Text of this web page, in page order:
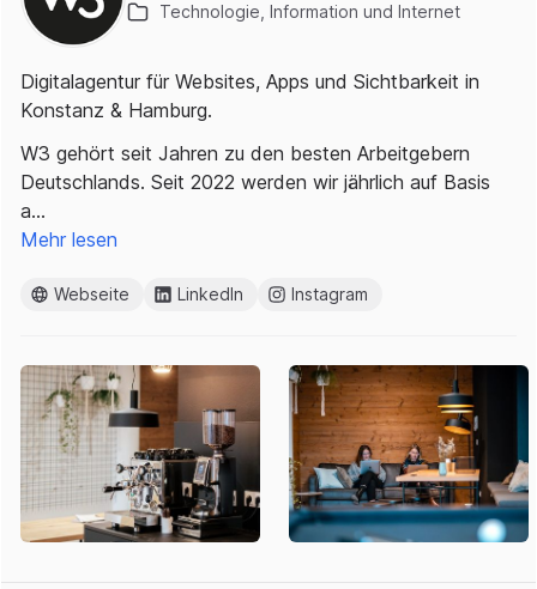
Technologie, Information und Internet
Digitalagentur für Websites, Apps und Sichtbarkeit in
Konstanz & Hamburg.
W3 gehört seit Jahren zu den besten Arbeitgebern
Deutschlands. Seit 2022 werden wir jährlich auf Basis
a…
Mehr lesen
Webseite LinkedIn Instagram